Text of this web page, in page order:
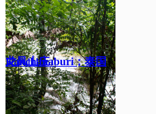
Kanchanaburi；泰国
龙凤山庄